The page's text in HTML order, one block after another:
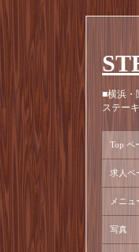
■横浜・
ステー
Top ペ
求人ペ
メニュ
写真